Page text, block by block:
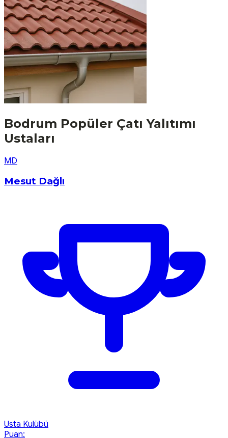
Bodrum Popüler Çatı Yalıtımı
Ustaları
MD
Mesut Dağlı
Usta Kulübü
Puan: